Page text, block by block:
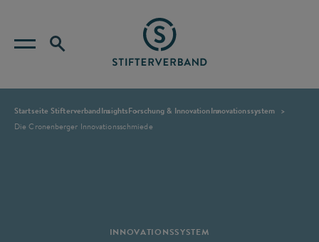
Startseite StifterverbandInsightsForschung & InnovationInnovationssystem
Die Cronenberger Innovationsschmiede
INNOVATIONSSYSTEM